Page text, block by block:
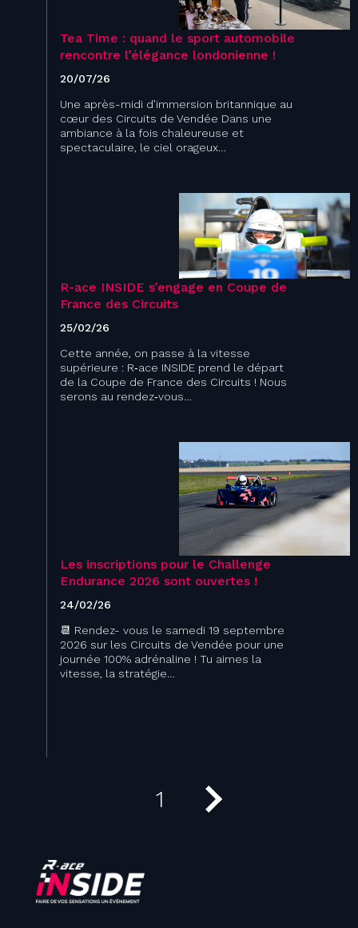
Tea Time : quand le sport automobile
rencontre l’élégance londonienne !
20/07/26
Une après-midi d’immersion britannique au
cœur des Circuits de Vendée Dans une
ambiance à la fois chaleureuse et
spectaculaire, le ciel orageux…
R-ace INSIDE s’engage en Coupe de
France des Circuits ​
25/02/26
Cette année, on passe à la vitesse
supérieure : R‑ace INSIDE prend le départ
de la Coupe de France des Circuits ! Nous
serons au rendez‑vous…
Les inscriptions pour le Challenge
Endurance 2026 sont ouvertes !
24/02/26
📆​ Rendez- vous le samedi 19 septembre
2026 sur les Circuits de Vendée pour une
journée 100% adrénaline ! Tu aimes la
vitesse, la stratégie…
1